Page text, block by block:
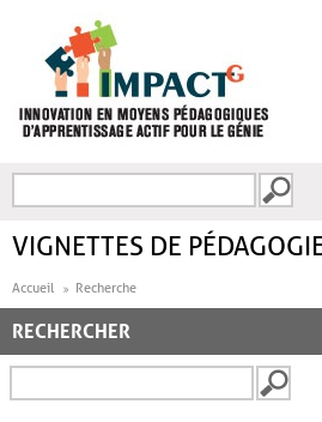
FORMULAIRE DE
VIGNETTES DE
Accueil Recherche
RECHERCHER